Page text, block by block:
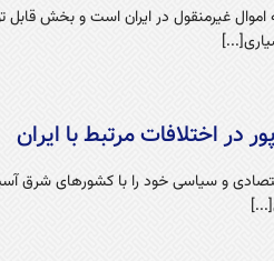
به اموال غیرمنقول در ایران است و بخش
در اختلافات مرتبط با ایران
و سیاسی خود را با کشورهای شرق